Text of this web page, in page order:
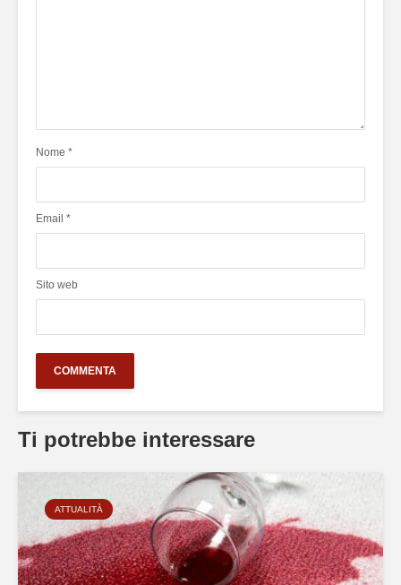
Nome *
Email *
Sito web
Ti potrebbe interessare
ATTUALITÀ